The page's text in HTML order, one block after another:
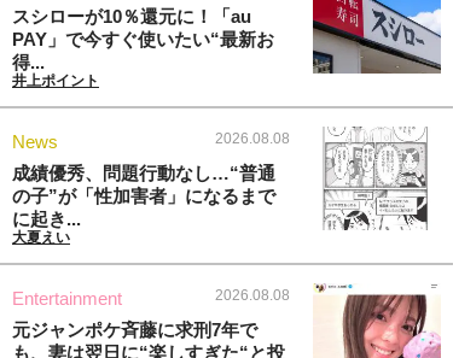
スシローが10％還元に！「au
PAY」で今すぐ使いたい“最新お
得...
井上ポイント
News 2026.08.08
成績優秀、問題行動なし…“普通
の子”が「性加害者」になるまで
に起き...
大夏えい
Entertainment 2026.08.08
元ジャンポケ斉藤に求刑7年で
も、妻は翌日に“楽しすぎた“と投